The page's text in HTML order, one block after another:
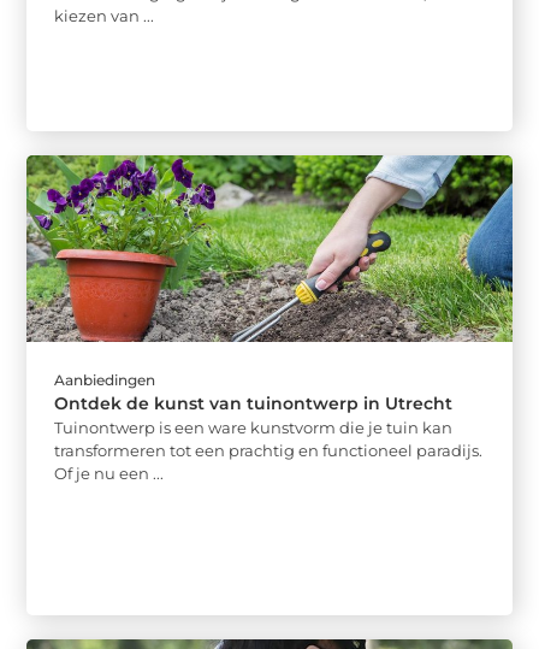
kiezen van ...
Aanbiedingen
Ontdek de kunst van tuinontwerp in Utrecht
Tuinontwerp is een ware kunstvorm die je tuin kan
transformeren tot een prachtig en functioneel paradijs.
Of je nu een ...